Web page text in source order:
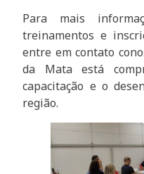
Para mais
treinamentos e
entre em contato
da Mata está
capacitação e o
região.